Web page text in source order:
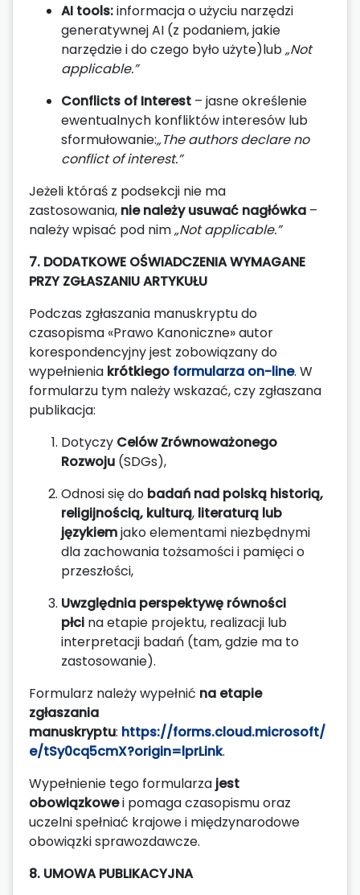
AI tools:informacja o użyciu narzędzi
generatywnej AI (z podaniem, jakie
narzędzie i do czego było użyte)lub„Not
applicable.”
Conflicts of Interest – jasne określenie
ewentualnych konfliktów interesów lub
sformułowanie:„The authors declare no
conflict of interest.”
Jeżeli któraś z podsekcji nie ma
zastosowania, nie należy usuwać nagłówka –
należy wpisać pod nim„Not applicable.”
7. DODATKOWE OŚWIADCZENIA WYMAGANE
PRZY ZGŁASZANIU ARTYKUŁU
Podczas zgłaszania manuskryptu do
czasopisma «Prawo Kanoniczne» autor
korespondencyjny jest zobowiązany do
wypełnienia krótkiego formularza on-line. W
formularzu tym należy wskazać, czy zgłaszana
publikacja:
Dotyczy Celów Zrównoważonego
Rozwoju (SDGs),
Odnosi się do badań nad polską historią,
religijnością, kulturą, literaturą lub
językiemjako elementami niezbędnymi
dla zachowania tożsamości i pamięci o
przeszłości,
Uwzględnia perspektywę równości
płci na etapie projektu, realizacji lub
interpretacji badań (tam, gdzie ma to
zastosowanie).
Formularz należy wypełnić na etapie
zgłaszania
manuskryptu: https://forms.cloud.microsoft/
e/tSy0cq5cmX?origin=lprLink.
Wypełnienie tego formularza jest
obowiązkowei pomaga czasopismu oraz
uczelni spełniać krajowe i międzynarodowe
obowiązki sprawozdawcze.
8. UMOWA PUBLIKACYJNA